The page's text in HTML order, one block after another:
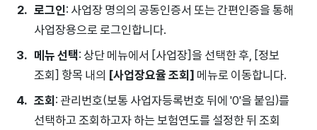
로그인: 사업장 명의의 공동인증서 또는 간편인증을 통해
사업장용으로 로그인합니다.
메뉴 선택: 상단 메뉴에서 [사업장]을 선택한 후, [정보
조회] 항목 내의 [사업장요율 조회] 메뉴로 이동합니다.
조회: 관리번호(보통 사업자등록번호 뒤에 '0'을 붙임)를
선택하고 조회하고자 하는 보험연도를 설정한 뒤 조회